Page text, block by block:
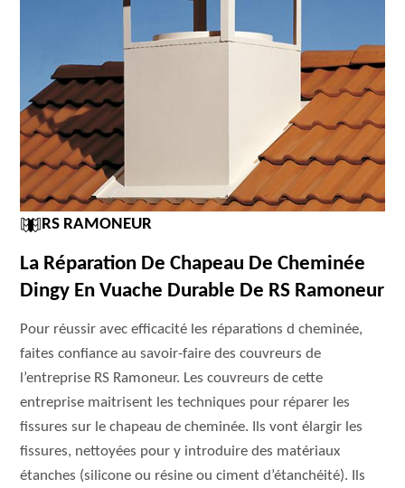
RS RAMONEUR
La Réparation De Chapeau De Cheminée
Dingy En Vuache Durable De RS Ramoneur
Pour réussir avec efficacité les réparations d cheminée,
faites confiance au savoir-faire des couvreurs de
l’entreprise RS Ramoneur. Les couvreurs de cette
entreprise maitrisent les techniques pour réparer les
fissures sur le chapeau de cheminée. Ils vont élargir les
fissures, nettoyées pour y introduire des matériaux
étanches (silicone ou résine ou ciment d’étanchéité). Ils